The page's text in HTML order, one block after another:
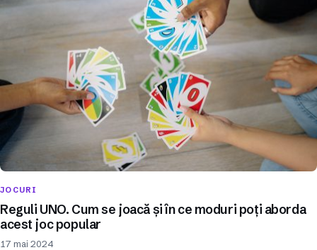
JOCURI
Reguli UNO. Cum se joacă și în ce moduri poți aborda
acest joc popular
17 mai 2024